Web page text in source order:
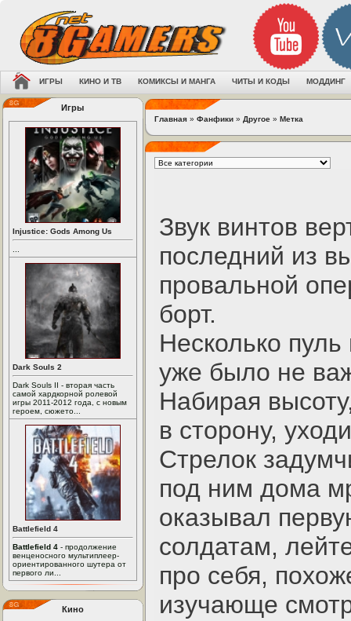
ИГРЫ КИНО И ТВ КОМИКСЫ И МАНГА ЧИТЫ И КОДЫ МОДДИНГ
Игры
Injustice: Gods Among Us
Dark Souls 2
Dark Souls II - вторая часть
самой хардкорной ролевой
игры 2011-2012 года, с новым
героем, сюжето...
Battlefield 4
Battlefield 4 - продолжение
венценосного мультиплеер-
ориентированного шутера от
первого ли...
Кино
Главная » Фанфики » Другое » Метка
Звук винтов
последний из
провальной
борт.
Несколько
уже было не
Набирая
в сторону,
Стрелок
под ним дома
оказывал
солдатам,
про себя,
изучающе